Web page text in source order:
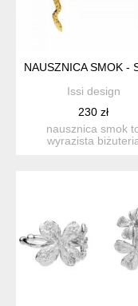
NAUSZNICA SMOK -
Issi design
230 zł
nausznica smok
wyrazista